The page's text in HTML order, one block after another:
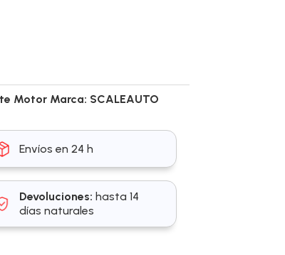
Motor Marca: SCALEAUTO
Envíos en 24 h
Devoluciones: hasta 14
días naturales